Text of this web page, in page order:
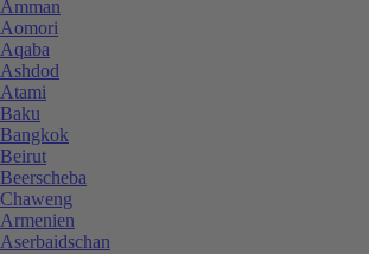
Amman
Aomori
Aqaba
Ashdod
Atami
Baku
Bangkok
Beirut
Beerscheba
Chaweng
Armenien
Aserbaidschan